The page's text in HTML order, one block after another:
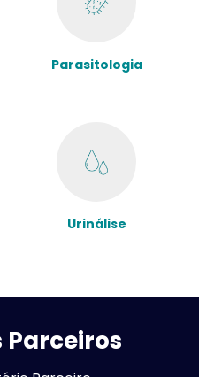
Parasitologia
Urinálise